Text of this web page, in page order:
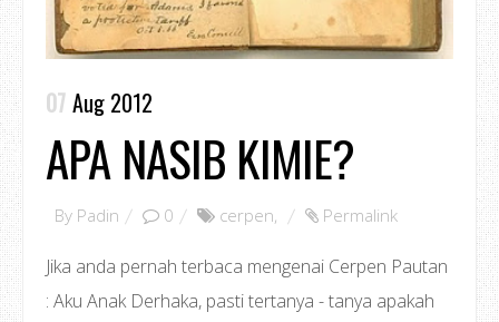
07 Aug 2012
APA NASIB KIMIE?
By Padin 0 cerpen, Permalink
Jika anda pernah terbaca mengenai Cerpen Pautan
: Aku Anak Derhaka, pasti tertanya - tanya apakah